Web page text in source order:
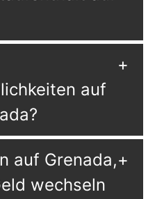
auf
auf Grenada,
wechseln